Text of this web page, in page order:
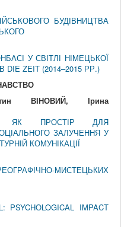
БУДІВНИЦТВА
У СВІТЛІ НІМЕЦЬКОЇ
ZEIT (2014–2015 РР.)
ВІНОВИЙ, Ірина
ЯК ПРОСТІР ДЛЯ
ЗАЛУЧЕННЯ У
КОМУНІКАЦІЇ
МИСТЕЦЬКИХ
PSYCHOLOGICAL IMPACT